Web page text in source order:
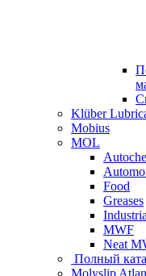
Klüber
Mobius
MOL
Food
Greases
MWF
Neat
Полный
Molyslip